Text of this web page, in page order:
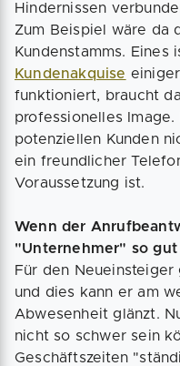
Hindernissen
Zum Beispiel wäre da
Kundenstamms. Eines
Kundenakquise
funktioniert, braucht
professionelles
potenziellen Kunden
ein freundlicher
Voraussetzung ist.
Wenn der
"Unternehmer" so
Für den
und dies kann er am
Abwesenheit glänzt.
nicht so schwer sein
Geschäftszeiten